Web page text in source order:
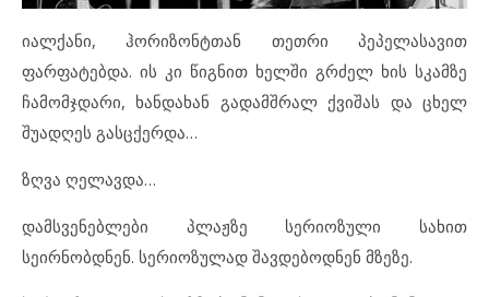
იალქანი, ჰორიზონტთან თეთრი პეპელასავით
ფარფატებდა. ის კი წიგნით ხელში გრძელ ხის სკამზე
ჩამომჯდარი, ხანდახან გადამშრალ ქვიშას და ცხელ
შუადღეს გასცქერდა…
ზღვა ღელავდა…
დამსვენებლები პლაჟზე სერიოზული სახით
სეირნობდნენ. სერიოზულად შავდებოდნენ მზეზე.